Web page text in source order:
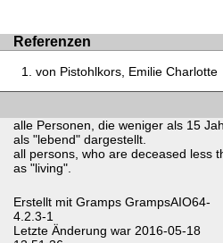
Referenzen
von Pistohlkors, Emilie Charlotte
alle Personen, die weniger als 15
als "lebend" dargestellt.
all persons, who are deceased less
as "living".
Erstellt mit Gramps GrampsAIO64-
4.2.3-1
Letzte Änderung war 2016-05-18